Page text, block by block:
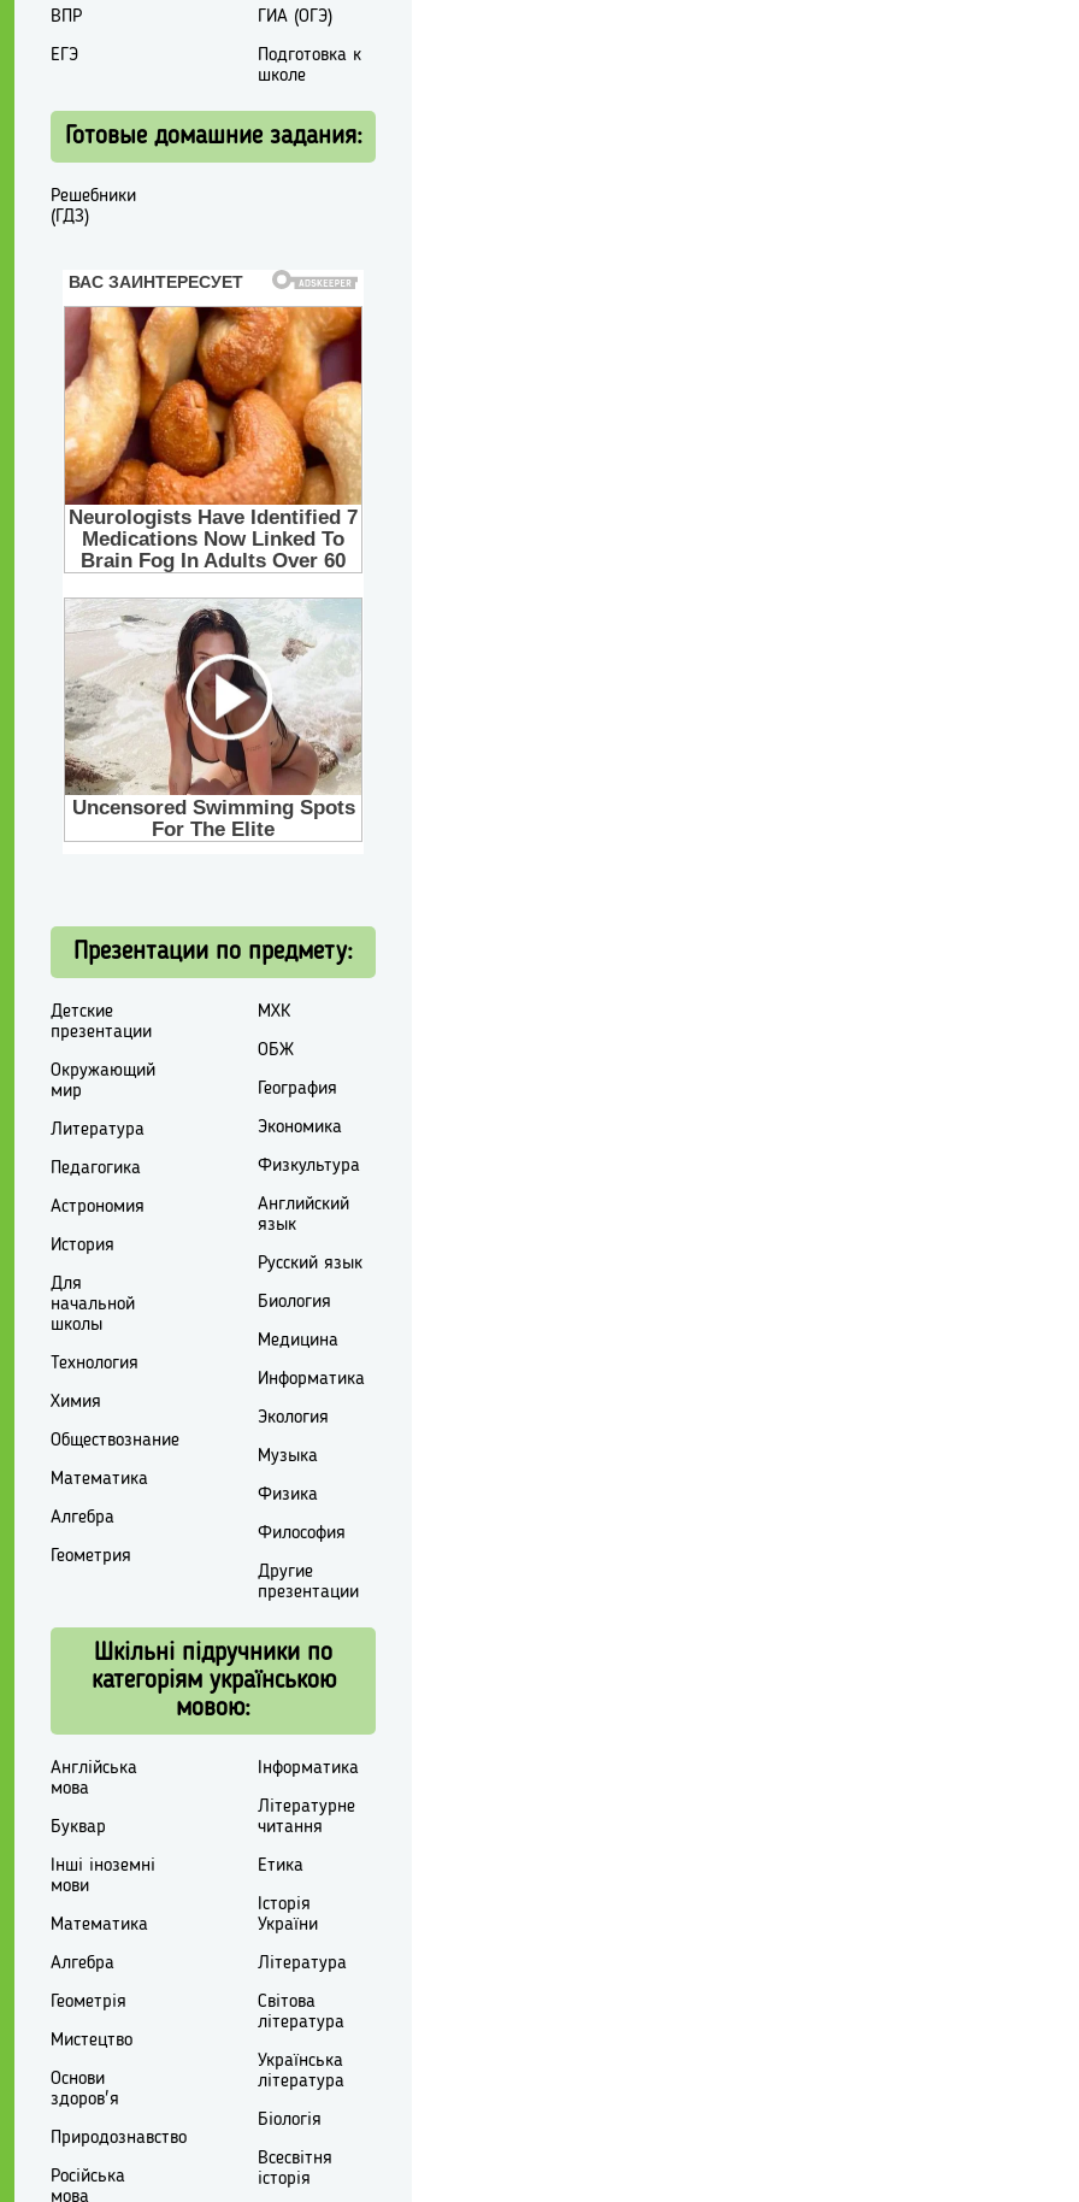
ВПР
ЕГЭ
ГИА (ОГЭ)
Подготовка к
школе
Готовые домашние задания:
Решебники
(ГДЗ)
Презентации по предмету:
Детские
презентации
Окружающий
мир
Литература
Педагогика
Астрономия
История
Для
начальной
школы
Технология
Химия
Обществознание
Математика
Алгебра
Геометрия
МХК
ОБЖ
География
Экономика
Физкультура
Английский
язык
Русский язык
Биология
Медицина
Информатика
Экология
Музыка
Физика
Философия
Другие
презентации
Шкільні підручники по
категоріям українською
мовою:
Англійська
мова
Буквар
Інші іноземні
мови
Математика
Алгебра
Геометрія
Мистецтво
Основи
здоров'я
Природознавство
Російська
мова
Інформатика
Літературне
читання
Етика
Історія
України
Література
Світова
література
Українська
література
Біологія
Всесвітня
історія